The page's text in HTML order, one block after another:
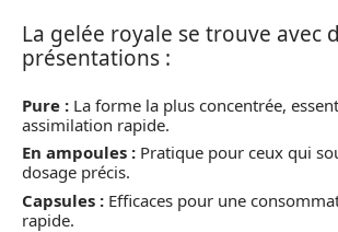
La gelée royale se trouve avec
présentations :
Pure : La forme la plus concentrée,
assimilation rapide.
En ampoules : Pratique pour ceux qui
dosage précis.
Capsules : Efficaces pour une
rapide.